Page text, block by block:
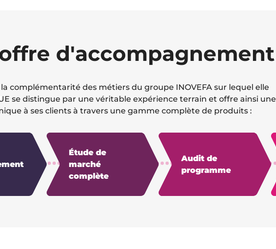
d'accompagnement
complémentarité des métiers du groupe INOVEFA sur lequel elle
se distingue par une véritable expérience terrain et offre ainsi une
à ses clients à travers une gamme complète de produits :
Étude de
marché
complète
Audit de
programme